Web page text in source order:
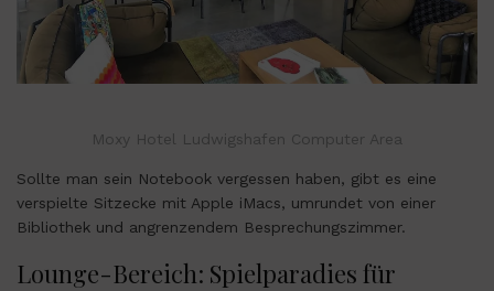
Moxy Hotel Ludwigshafen Computer Area
Sollte man sein Notebook vergessen haben, gibt es eine
verspielte Sitzecke mit Apple iMacs, umrundet von einer
Bibliothek und angrenzendem Besprechungszimmer.
Lounge-Bereich: Spielparadies für